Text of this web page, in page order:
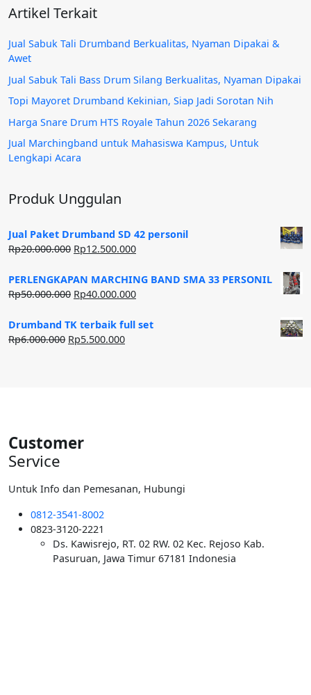
Artikel Terkait
Jual Sabuk Tali Drumband Berkualitas, Nyaman Dipakai &
Awet
Jual Sabuk Tali Bass Drum Silang Berkualitas, Nyaman Dipakai
Topi Mayoret Drumband Kekinian, Siap Jadi Sorotan Nih
Harga Snare Drum HTS Royale Tahun 2026 Sekarang
Jual Marchingband untuk Mahasiswa Kampus, Untuk
Lengkapi Acara
Produk Unggulan
Jual Paket Drumband SD 42 personil
Rp20.000.000 Harga
adalah:
Rp20.000.000.
Rp12.500.000Harga
ini
adalah:
PERLENGKAPAN MARCHING BAND SMA 33 PERSONIL
Rp50.000.000 Harga
adalah:
Rp50.000.000.
Rp40.000.000Harga
ini
Drumband TK terbaik full set
Rp6.000.000 Harga
Rp5.500.000Harga
Customer
Service
Untuk Info dan Pemesanan, Hubungi
0812-3541-8002
0823-3120-2221
Ds. Kawisrejo, RT. 02 RW. 02 Kec. Rejoso Kab.
Pasuruan, Jawa Timur 67181 Indonesia